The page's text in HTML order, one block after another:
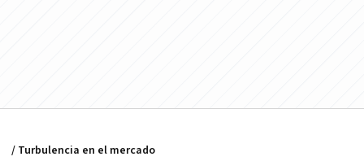
/ Turbulencia en el mercado